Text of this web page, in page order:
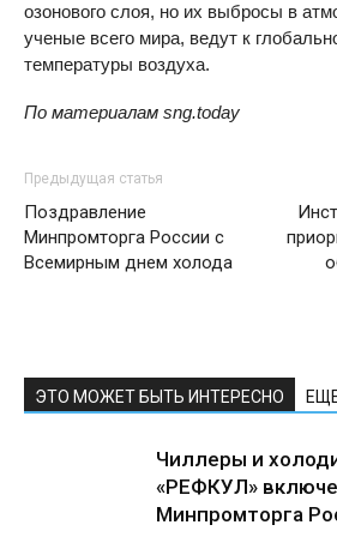
озонового слоя, но их выбросы в
ученые всего мира, ведут к
температуры воздуха.
По материалам sng.today
Предыдущая статья
Поздравление
Минпромторга России с
Всемирным днем холода
ЭТО МОЖЕТ БЫТЬ ИНТЕРЕСНО
Чиллеры и
«РЕФКУЛ»
Минпромторга